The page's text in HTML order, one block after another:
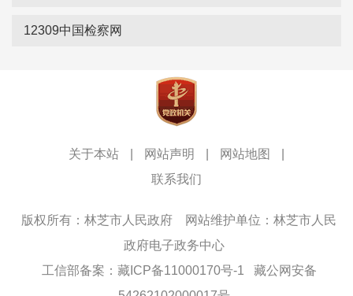
12309中国检察网
关于本站 网站声明 网站地图
联系我们
版权所有：林芝市人民政府
网站维护单位：林芝市人民
政府电子政务中心
工信部备案：藏ICP备11000170号-1
藏公网安备